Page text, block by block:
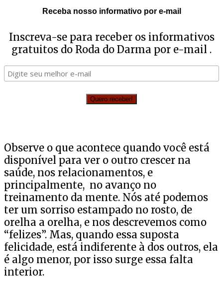
Receba nosso informativo por e-mail
Inscreva-se para receber os informativos
gratuitos do Roda do Darma por e-mail .
Observe o que acontece quando você está
disponível para ver o outro crescer na
saúde, nos relacionamentos, e
principalmente, no avanço no
treinamento da mente. Nós até podemos
ter um sorriso estampado no rosto, de
orelha a orelha, e nos descrevemos como
“felizes”. Mas, quando essa suposta
felicidade, está indiferente à dos outros, ela
é algo menor, por isso surge essa falta
interior.